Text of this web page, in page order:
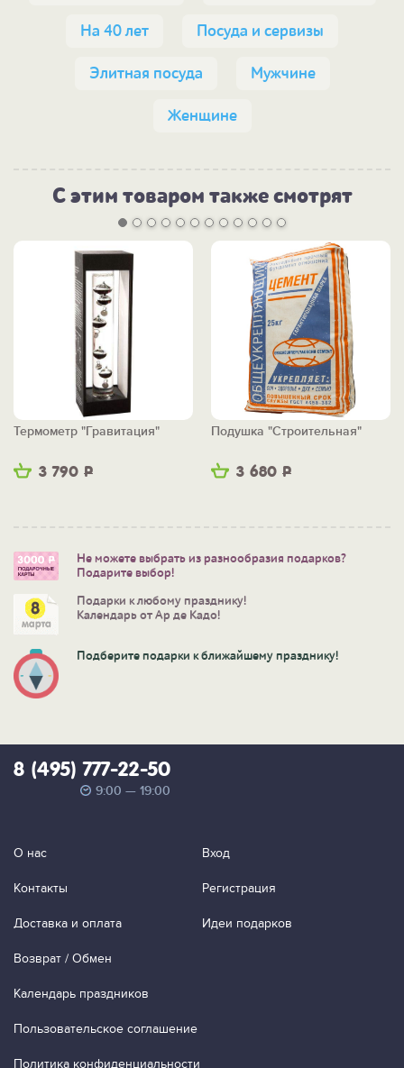
На 40 лет Посуда и сервизы
Элитная посуда Мужчине
Женщине
С этим товаром также смотрят
3 790 Р
Термометр "Гравитация"
3 680 Р
Подушка "Строительная"
Не можете выбрать из разнообразия подарков?
Подарите выбор!
Подарки к любому празднику!
Календарь от Ар де Кадо!
Подберите подарки к ближайшему празднику!
8 (495) 777-22-50
9:00 — 19:00
О нас
Контакты
Доставка и оплата
Возврат / Обмен
Календарь праздников
Пользовательское соглашение
Политика конфиденциальности
Вход
Регистрация
Идеи подарков